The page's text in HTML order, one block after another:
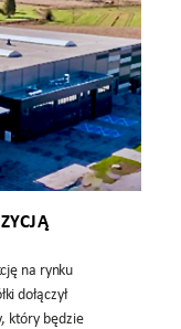
na rynku
dołączył
który będzie